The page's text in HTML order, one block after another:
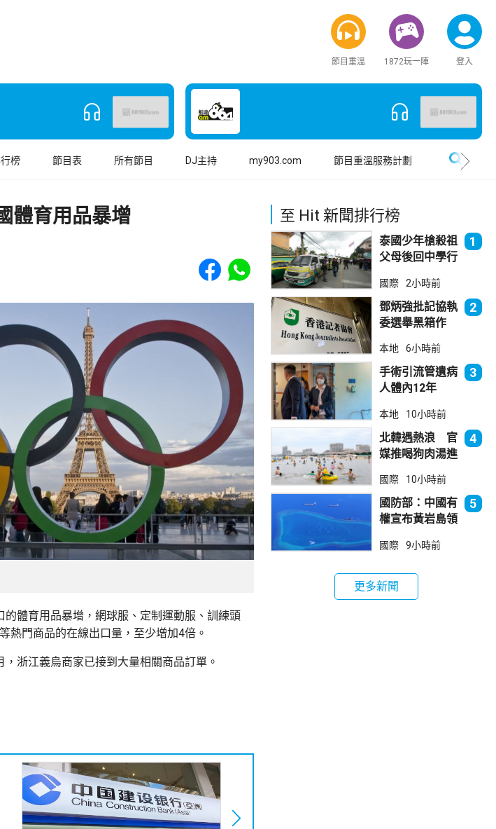
節目重溫 1872玩一陣 登入
榜 節目表 所有節目 DJ主持 my903.com 節目重溫服務計劃
體育用品暴增
Share to Facebook
Share to WhatsApp
體育用品暴增，網球服、定制運動服、訓練頭
熱門商品的在線出口量，至少增加4倍。
浙江義烏商家已接到大量相關商品訂單。
至 Hit 新聞排行榜
泰國少年槍殺祖
父母後回中學行
死23傷
1
國際 2小時前
鄧炳強批記協執
委選舉黑箱作
國安一定「釘死
你」
2
本地 6小時前
手術引流管遺病
人體內12年
業失當除牌1個
月
3
本地 10小時前
北韓遇熱浪 官
媒推喝狗肉湯進
4
國際 10小時前
國防部：中國有
權宣布黃岩島領
犯主權
5
國際 9小時前
更多新聞